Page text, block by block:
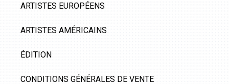
ARTISTES EUROPÉENS
ARTISTES AMÉRICAINS
ÉDITION
CONDITIONS GÉNÉRALES DE VENTE